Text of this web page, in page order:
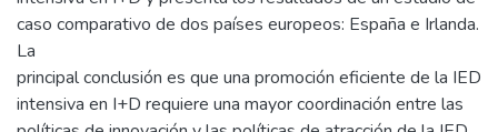
caso comparativo de dos países europeos: España e Irlanda.
La
principal conclusión es que una promoción eficiente de la IED
intensiva en I+D requiere una mayor coordinación entre las